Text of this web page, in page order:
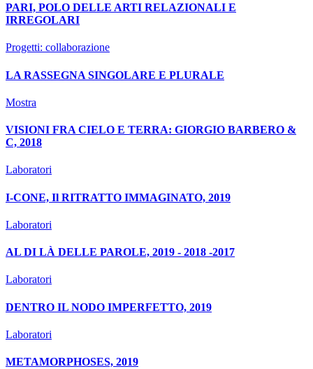
PARI, POLO DELLE ARTI RELAZIONALI E
IRREGOLARI
Progetti: collaborazione
LA RASSEGNA SINGOLARE E PLURALE
Mostra
VISIONI FRA CIELO E TERRA: GIORGIO BARBERO &
C, 2018
Laboratori
I-CONE, Il RITRATTO IMMAGINATO, 2019
Laboratori
AL DI LÀ DELLE PAROLE, 2019 - 2018 -2017
Laboratori
DENTRO IL NODO IMPERFETTO, 2019
Laboratori
METAMORPHOSES, 2019